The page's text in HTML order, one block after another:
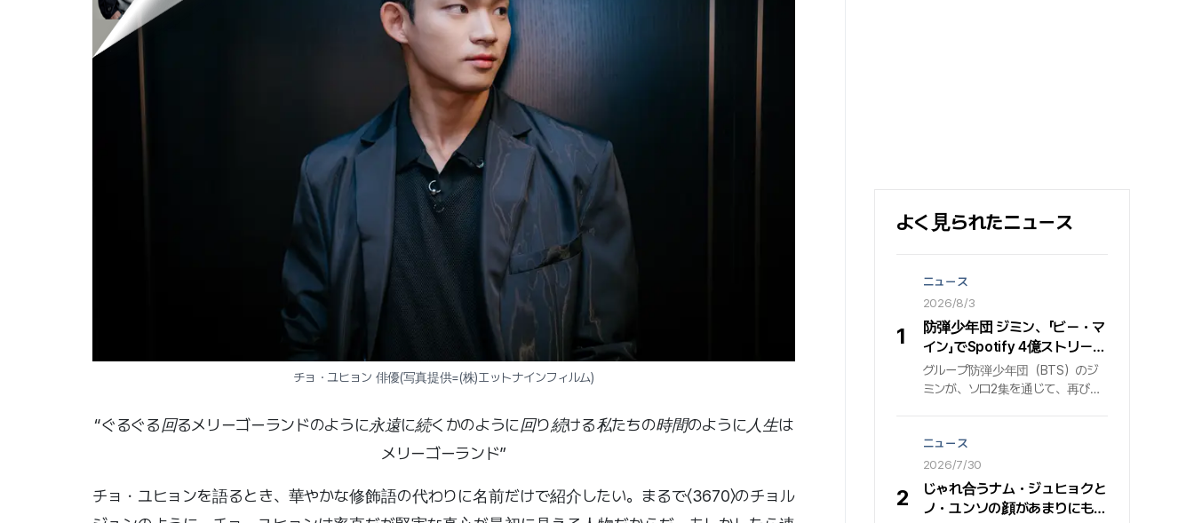
チョ・ユヒョン 俳優(写真提供=(株)エットナインフィルム)
“ぐるぐる回るメリーゴーランドのように永遠に続くかのように回り続ける私たちの時間のように人生は
メリーゴーランド”
チョ・ユヒョンを語るとき、華やかな修飾語の代わりに名前だけで紹介したい。まるで〈3670〉のチョル
よく見られたニュース
1
ニュース
2026/8/3
防弾少年団 ジミン、「ビー・マ
イン」でSpotify 4億ストリーミ
ング突破…止まらないグローバ
ル音源パワー
グループ防弾少年団（BTS）のジ
ミンが、ソロ2集を通じて、再びグ
通算5度目の4億の大台を踏んだ「ビ
ー・マイン」 先月7月31日時点で、
ジミンの2集アルバム『ミューズ
（MUSE）』に収録された『ビー・マ
イン（Be Mine）』が、世界最大の
2
ニュース
2026/7/30
じゃれ合うナム・ジュヒョクと
ノ・ユンソの顔があまりにも似